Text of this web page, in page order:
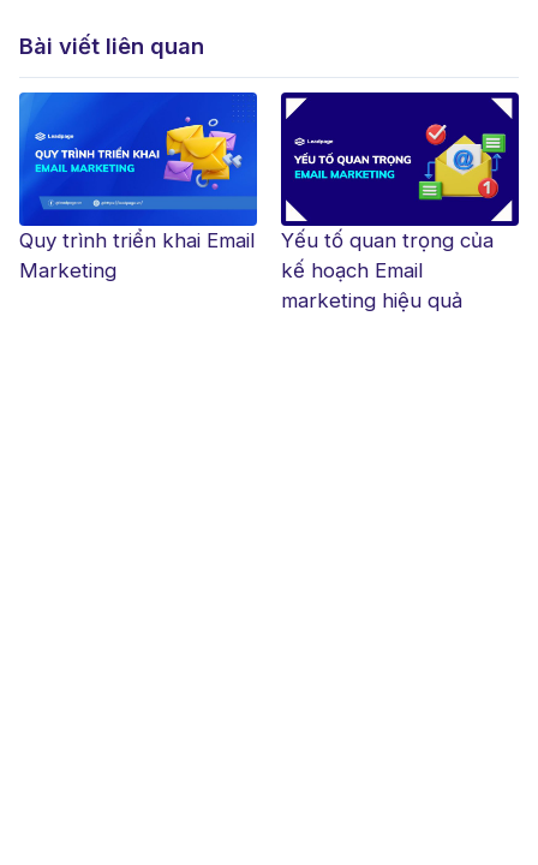
Bài viết liên quan
Quy trình triển khai Email
Marketing
Yếu tố quan trọng của
kế hoạch Email
marketing hiệu quả